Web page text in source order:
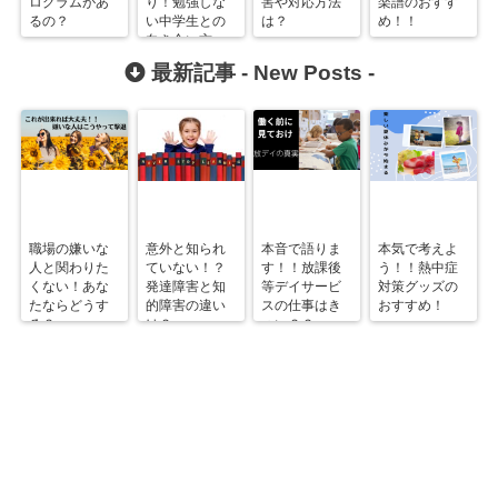
るの？
い中学生との
向き合い方
は？
は？
め！！
最新記事 - New Posts -
職場の嫌いな
人と関わりた
くない！あな
たならどうす
る？
意外と知られ
ていない！？
発達障害と知
的障害の違い
は？
本音で語りま
す！！放課後
等デイサービ
スの仕事はき
つい？？
本気で考えよ
う！！熱中症
対策グッズの
おすすめ！